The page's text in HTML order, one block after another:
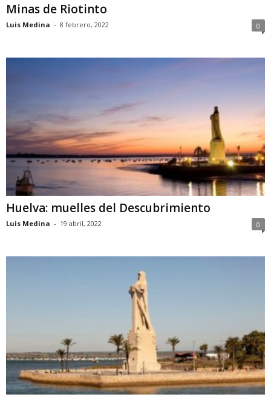
Minas de Riotinto
Luis Medina - 8 febrero, 2022 0
Huelva: muelles del Descubrimiento
Luis Medina - 19 abril, 2022 0